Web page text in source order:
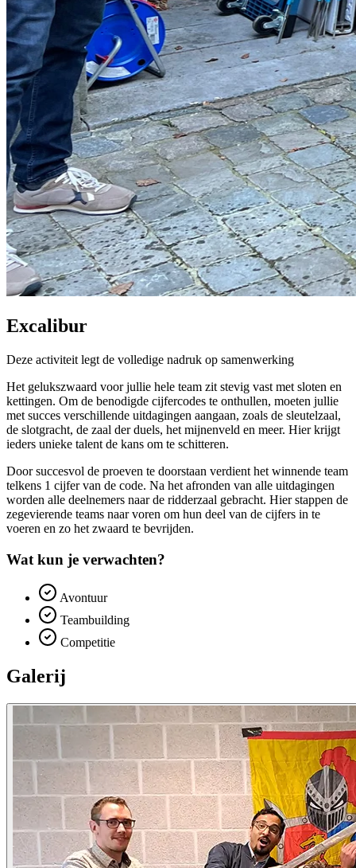
Excalibur
Deze activiteit legt de volledige nadruk op samenwerking
Het gelukszwaard voor jullie hele team zit stevig vast met sloten en
kettingen. Om de benodigde cijfercodes te onthullen, moeten jullie
met succes verschillende uitdagingen aangaan, zoals de sleutelzaal,
de slotgracht, de zaal der duels, het mijnenveld en meer. Hier krijgt
ieders unieke talent de kans om te schitteren.
Door succesvol de proeven te doorstaan verdient het winnende team
telkens 1 cijfer van de code. Na het afronden van alle uitdagingen
worden alle deelnemers naar de ridderzaal gebracht. Hier stappen de
zegevierende teams naar voren om hun deel van de cijfers in te
voeren en zo het zwaard te bevrijden.
Wat kun je verwachten?
Avontuur
Teambuilding
Competitie
Galerij